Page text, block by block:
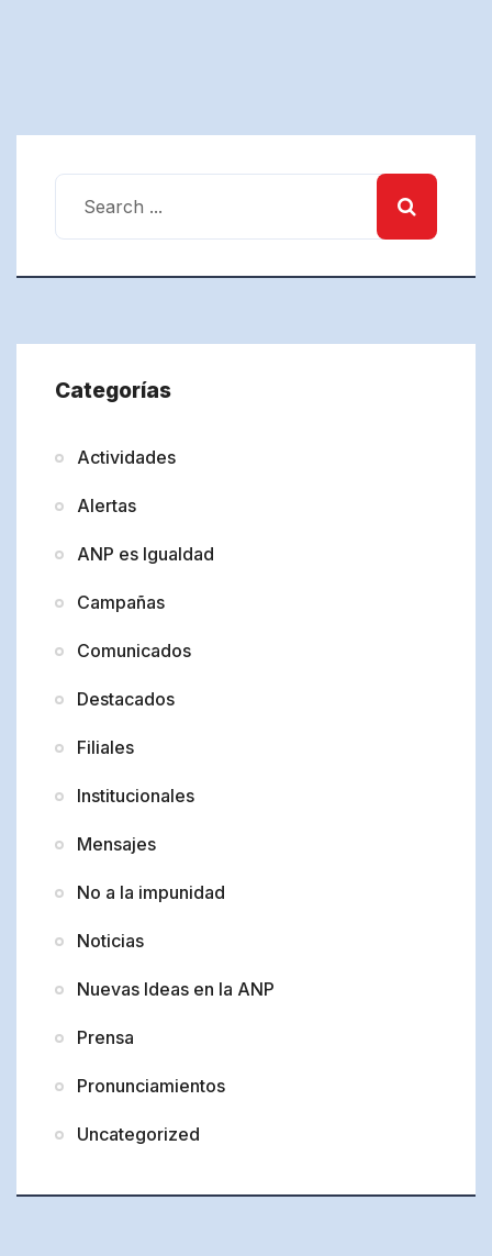
Categorías
Actividades
Alertas
ANP es Igualdad
Campañas
Comunicados
Destacados
Filiales
Institucionales
Mensajes
No a la impunidad
Noticias
Nuevas Ideas en la ANP
Prensa
Pronunciamientos
Uncategorized